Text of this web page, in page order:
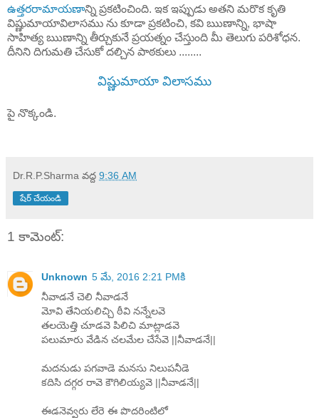
ఉత్తరరామాయణాన్ని ప్రకటించింది. ఇక ఇప్పుడు అతని మరొక కృతి
విష్ణుమాయావిలాసము ను కూడా ప్రకటించి, కవి ఋణాన్ని, భాషా
సాహిత్య ఋణాన్ని తీర్చుకునే ప్రయత్నం చేస్తుంది మీ తెలుగు పరిశోధన.
దీనిని దిగుమతి చేసుకో దల్చిన పాఠకులు ........
విష్ణుమాయా విలాసము
పై నొక్కండి.
Dr.R.P.Sharma వద్ద 9:36 AM
షేర్ చేయండి
1 కామెంట్‌:
Unknown 5 మే, 2016 2:21 PMకి
నీవాడనే చెలి నీవాడనే
మోవి తేనియలిచ్చి ఠీవి నన్నేలవె
తలయెత్తి చూడవె పిలిచి మాట్లాడవె
పలుమారు వేడిన చలమేల చేసేవె ||నీవాడనే||
మదనుడు పగవాడె మనసు నిలుపనీడె
కదిసి దగ్గర రావె కౌగిలియ్యవె ||నీవాడనే||
ఈడనెవ్వరు లేరె ఈ పొదరింటిలో